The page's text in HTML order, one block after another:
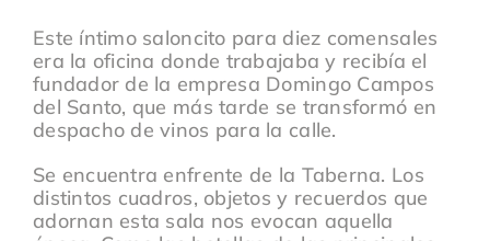
Este íntimo saloncito para diez comensales
era la oficina donde trabajaba y recibía el
fundador de la empresa Domingo Campos
del Santo, que más tarde se transformó en
despacho de vinos para la calle.
Se encuentra enfrente de la Taberna. Los
distintos cuadros, objetos y recuerdos que
adornan esta sala nos evocan aquella